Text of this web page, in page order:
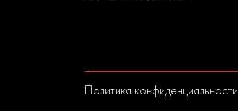
Политика конфиденциальности